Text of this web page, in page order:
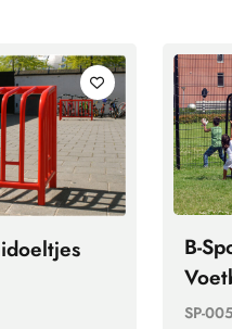
B-
SP-005